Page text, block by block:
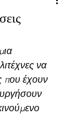
να
που έχουν